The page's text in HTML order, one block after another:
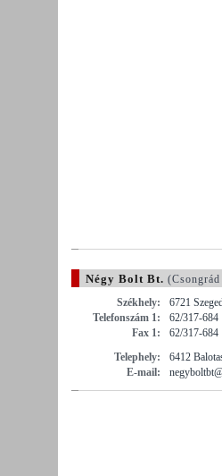
Négy Bolt Bt.
Székhely:
6721
Telefonszám 1:
62/317-684
Fax 1:
62/317-684
Telephely:
6412
E-mail: